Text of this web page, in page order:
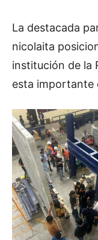
La destacada
nicolaita
institución de la
esta importante